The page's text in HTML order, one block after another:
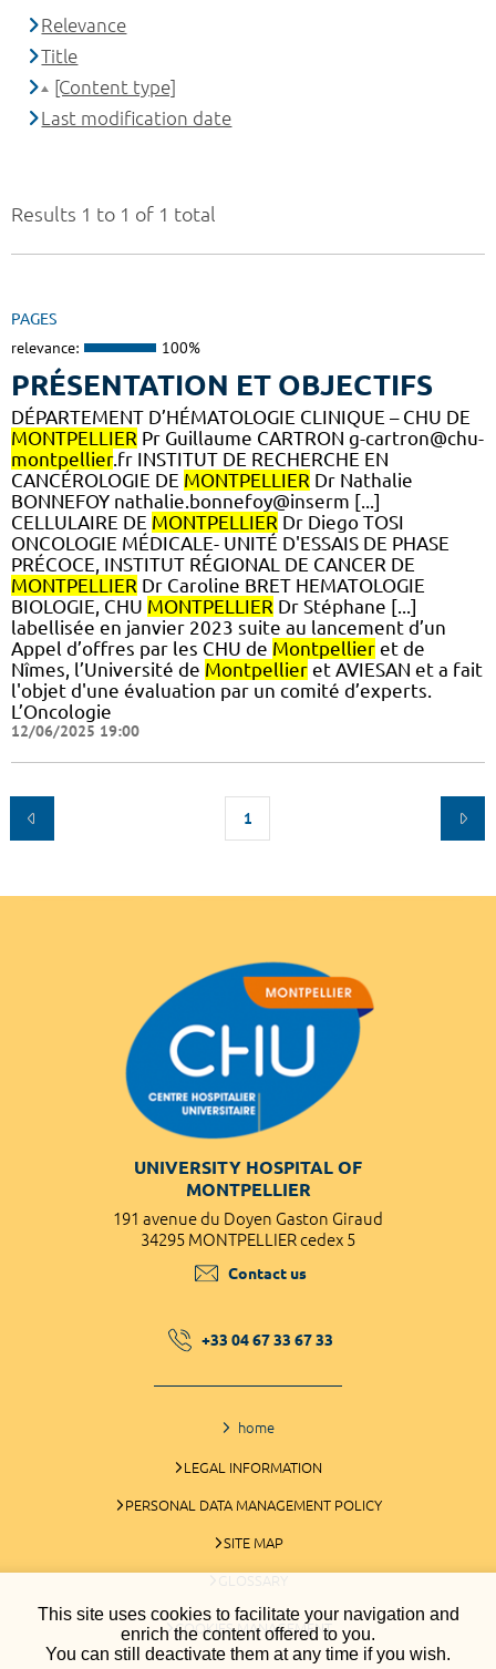
This site uses cookies to facilitate your navigation and
enrich the content offered to you.
You can still deactivate them at any time if you wish.
Results 1 to 1 of 1 total
PAGES
relevance: 100%
PRÉSENTATION ET OBJECTIFS
DÉPARTEMENT D’HÉMATOLOGIE CLINIQUE – CHU DE
MONTPELLIER Pr Guillaume CARTRON g-cartron@chu-
montpellier.fr INSTITUT DE RECHERCHE EN
CANCÉROLOGIE DE MONTPELLIER Dr Nathalie
BONNEFOY nathalie.bonnefoy@inserm [...]
CELLULAIRE DE MONTPELLIER Dr Diego TOSI
ONCOLOGIE MÉDICALE- UNITÉ D'ESSAIS DE PHASE
PRÉCOCE, INSTITUT RÉGIONAL DE CANCER DE
MONTPELLIER Dr Caroline BRET HEMATOLOGIE
BIOLOGIE, CHU MONTPELLIER Dr Stéphane [...]
labellisée en janvier 2023 suite au lancement d’un
Appel d’offres par les CHU de Montpellier et de
Nîmes, l’Université de Montpellier et AVIESAN et a fait
l'objet d'une évaluation par un comité d’experts.
L’Oncologie
12/06/2025 19:00
1
Relevance
Title
[Content type]
Last modification date
UNIVERSITY HOSPITAL OF
MONTPELLIER
191 avenue du Doyen Gaston Giraud
34295 MONTPELLIER cedex 5
Contact us
+33 04 67 33 67 33
home
LEGAL INFORMATION
PERSONAL DATA MANAGEMENT POLICY
SITE MAP
GLOSSARY
COOKIES MANAGEMENT